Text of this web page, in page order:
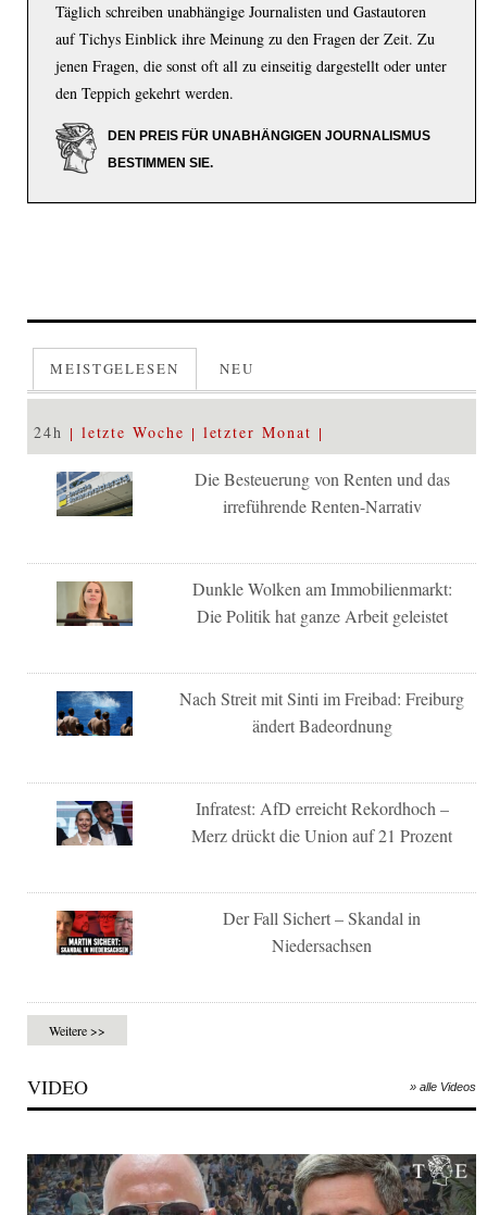
Täglich schreiben unabhängige Journalisten und Gastautoren
auf Tichys Einblick ihre Meinung zu den Fragen der Zeit. Zu
jenen Fragen, die sonst oft all zu einseitig dargestellt oder unter
den Teppich gekehrt werden.
DEN PREIS FÜR UNABHÄNGIGEN JOURNALISMUS
BESTIMMEN SIE.
MEISTGELESEN NEU
24h letzte Woche letzter Monat
Die Besteuerung von Renten und das
irreführende Renten-Narrativ
Dunkle Wolken am Immobilienmarkt:
Die Politik hat ganze Arbeit geleistet
Nach Streit mit Sinti im Freibad: Freiburg
ändert Badeordnung
Infratest: AfD erreicht Rekordhoch –
Merz drückt die Union auf 21 Prozent
Der Fall Sichert – Skandal in
Niedersachsen
Weitere >>
VIDEO » alle Videos